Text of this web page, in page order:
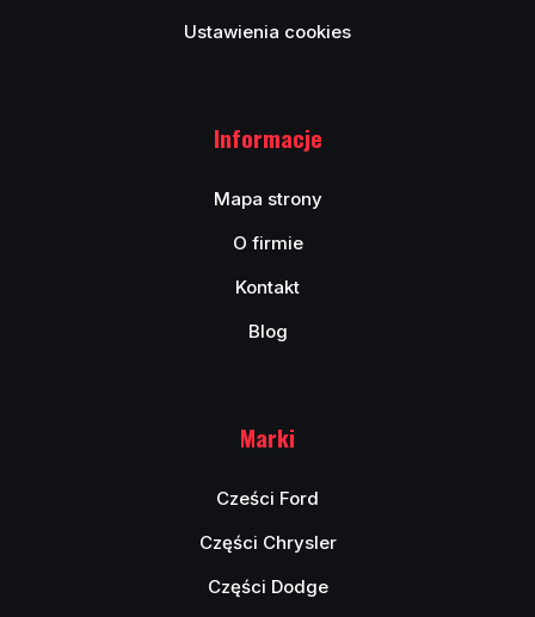
Ustawienia cookies
Informacje
Mapa strony
O firmie
Kontakt
Blog
Marki
Cześci Ford
Części Chrysler
Części Dodge